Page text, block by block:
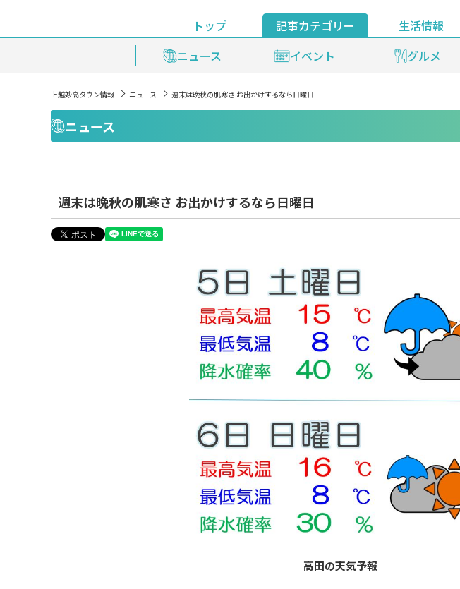
トップ
記事カテゴリー
ニュース
イベント グルメ
生活情報
おくやみ情報
安全安心情報
ライブ配信
上越妙高タウン情報 ニュース 週末は晩秋の肌寒さ お出かけするなら日曜日
ニュース
週末は晩秋の肌寒さ お出かけするなら日曜日
高田の天気予報